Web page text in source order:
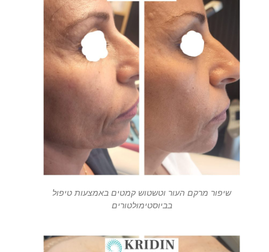
שיפור מרקם העור וטשטוש קמטים באמצעות טיפול
בביוסטימולטורים